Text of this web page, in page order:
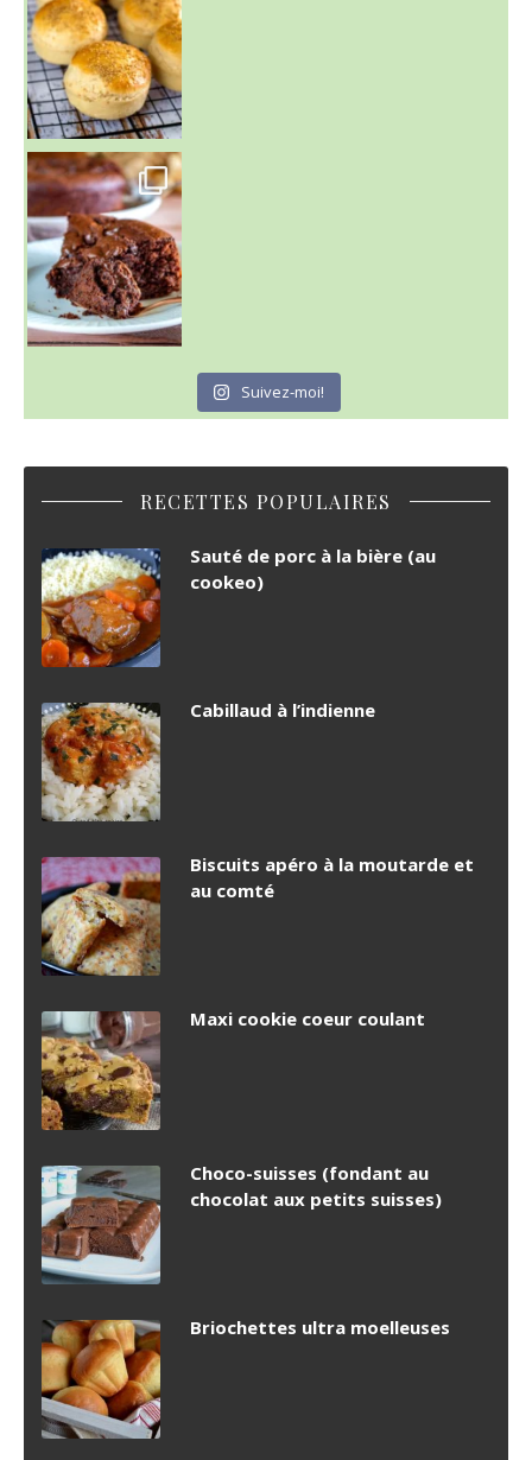
~ GÂTEAU FONDANT CHOCO NOISETTE ~
C'est lundi
Suivez-moi!
RECETTES POPULAIRES
Sauté de porc à la bière (au
cookeo)
Cabillaud à l’indienne
Biscuits apéro à la moutarde et
au comté
Maxi cookie coeur coulant
Choco-suisses (fondant au
chocolat aux petits suisses)
Briochettes ultra moelleuses